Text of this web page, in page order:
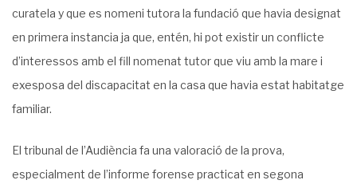
curatela y que es nomeni tutora la fundació que havia designat
en primera instancia ja que, entén, hi pot existir un conflicte
d’interessos amb el fill nomenat tutor que viu amb la mare i
exesposa del discapacitat en la casa que havia estat habitatge
familiar.
El tribunal de l’Audiència fa una valoració de la prova,
especialment de l’informe forense practicat en segona